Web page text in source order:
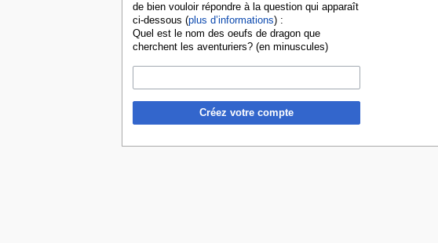
de bien vouloir répondre à la question qui apparaît
ci-dessous (plus d’informations) :
Quel est le nom des oeufs de dragon que
cherchent les aventuriers? (en minuscules)
Créez votre compte